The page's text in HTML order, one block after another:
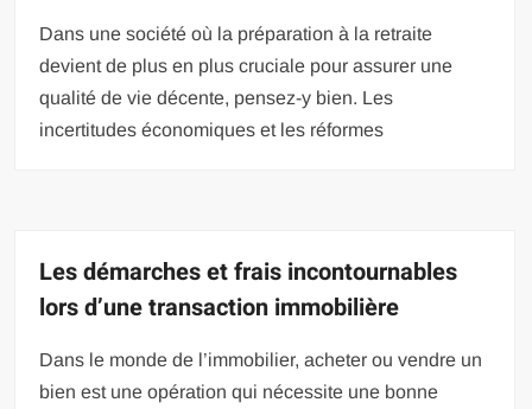
Dans une société où la préparation à la retraite
devient de plus en plus cruciale pour assurer une
qualité de vie décente, pensez-y bien. Les
incertitudes économiques et les réformes
Les démarches et frais incontournables
lors d’une transaction immobilière
Dans le monde de l’immobilier, acheter ou vendre un
bien est une opération qui nécessite une bonne